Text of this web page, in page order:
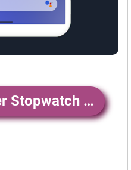
Descargar Timer Stopwatch App - Sound